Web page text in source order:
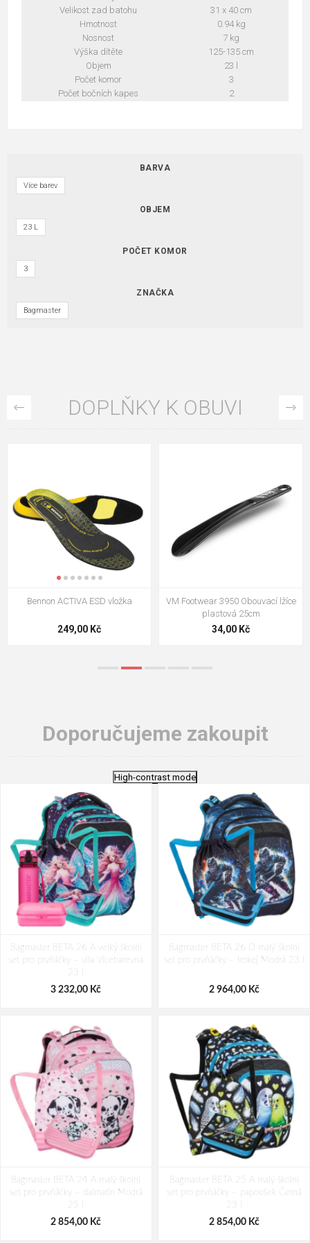
Velikost zad batohu
31 x 40 cm
Hmotnost
0.94 kg
Nosnost
7 kg
Výška dítěte
125-135 cm
Objem
23 l
Počet komor
3
Počet bočních kapes
2
BARVA
Více barev
OBJEM
23 L
POČET KOMOR
3
ZNAČKA
Bagmaster
DOPLŇKY K OBUVI
VM Footwear 3009 Vkládací stélka
124,00 Kč
VM Footwear 3102 Tkaničky
ploché
18,70 Kč
Doporučujeme zakoupit
High-contrast mode
Bagmaster BETA 26 A velký školní
set pro prvňáčky – víla Vícebarevná
23 l
3 232,00 Kč
Bagmaster BETA 26 D malý školní
set pro prvňáčky – hokej Modrá 23 l
2 964,00 Kč
Bagmaster BETA 24 A malý školní
set pro prvňáčky – dalmatin Modrá
25 l
2 854,00 Kč
Bagmaster BETA 25 A malý školní
set pro prvňáčky – papoušek Černá
23 l
2 854,00 Kč